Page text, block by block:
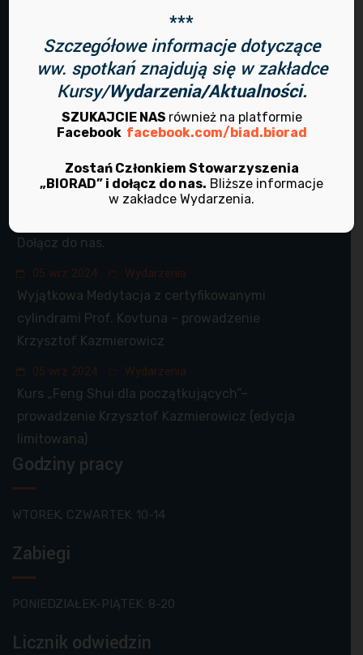
Ostatnie artykuły
08 kwi 2026 Wydarzenia
Program działalności na Kwiecień - Sierpień
07 mar 2025 Wydarzenia
Program marzec - sierpień 2025 r.
Dołącz do nas.
05 wrz 2024 Wydarzenia
Wyjątkowa Medytacja z certyfikowanymi
cylindrami Prof. Kovtuna – prowadzenie
Krzysztof Kazmierowicz
05 wrz 2024 Wydarzenia
Kurs „Feng Shui dla początkujących”–
prowadzenie Krzysztof Kazmierowicz (edycja
limitowana)
Godziny pracy
WTOREK, CZWARTEK: 10-14
Zabiegi
PONIEDZIAŁEK-PIĄTEK: 8-20
Licznik odwiedzin
***
Szczegółowe informacje dotyczące
ww. spotkań znajdują się w zakładce
Kursy/Wydarzenia/Aktualności.
SZUKAJCIE NAS również na platformie
Facebook facebook.com/biad.biorad
Zostań Członkiem Stowarzyszenia
„BIORAD” i dołącz do nas. Bliższe informacje
w zakładce Wydarzenia.